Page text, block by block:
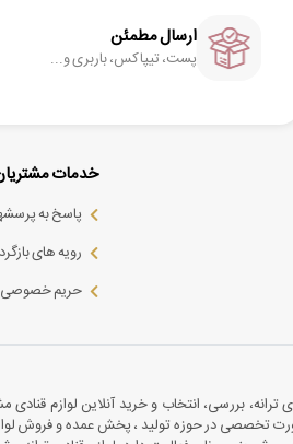
ارسال مطمئن
پست، تیپاکس، باربری و...
خدمات
پاسخ به
رویه های
حریم خصوصی
ترانه، بررسی، انتخاب و خرید آنلاین لوازم
صورت تخصصی در حوزه تولید ، پخش عمده و فروش